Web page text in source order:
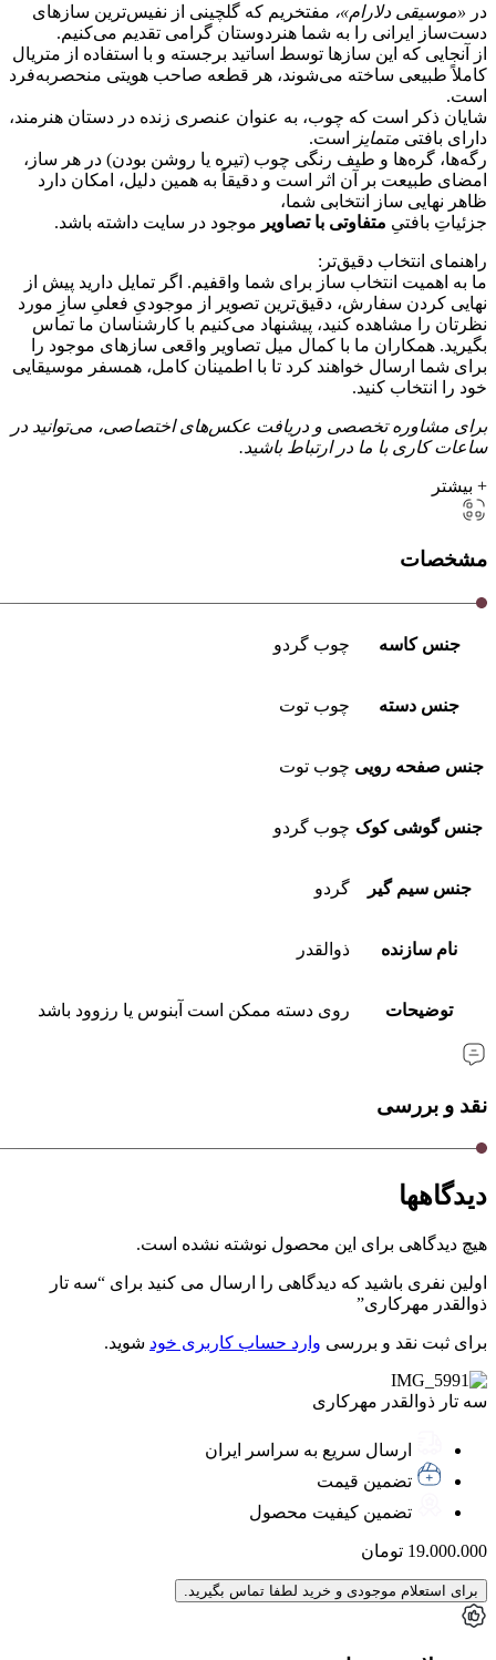
در «موسیقی دلارام»، مفتخریم که گلچینی از نفیس‌ترین سازهای
دست‌ساز ایرانی را به شما هنردوستان گرامی تقدیم می‌کنیم.
از آنجایی که این سازها توسط اساتید برجسته و با استفاده از متریال
کاملاً طبیعی ساخته می‌شوند، هر قطعه صاحب هویتی منحصر‌به‌فرد
است.
شایان ذکر است که چوب، به عنوان عنصری زنده در دستان هنرمند،
دارای بافتی متمایز
است.
رگه‌ها، گره‌ها و طیف رنگی چوب (تیره یا روشن بودن) در هر ساز،
امضای طبیعت بر آن اثر است و دقیقاً به همین دلیل، امکان دارد
ظاهر نهایی ساز انتخابی شما،
جزئیاتِ بافتیِ متفاوتی با تصاویر موجود در سایت داشته باشد.
راهنمای انتخاب دقیق‌تر:
ما به اهمیت انتخاب ساز برای شما واقفیم. اگر تمایل دارید پیش از
نهایی کردن سفارش، دقیق‌ترین تصویر از موجودیِ فعلیِ سازِ مورد
نظرتان را مشاهده کنید، پیشنهاد می‌کنیم با کارشناسان ما تماس
بگیرید. همکاران ما با کمال میل تصاویر واقعی سازهای موجود را
برای شما ارسال خواهند کرد تا با اطمینان کامل، همسفر موسیقایی
خود را انتخاب کنید.
برای مشاوره تخصصی و دریافت عکس‌های اختصاصی، می‌توانید در
ساعات کاری با ما در ارتباط باشید.
+ بیشتر
مشخصات
جنس کاسه چوب گردو
جنس دسته چوب توت
جنس صفحه رویی چوب توت
جنس گوشی کوک چوب گردو
جنس سیم گیر گردو
نام سازنده ذوالقدر
توضیحات روی دسته ممکن است آبنوس یا رزوود باشد
نقد و بررسی
دیدگاهها
هیچ دیدگاهی برای این محصول نوشته نشده است.
اولین نفری باشید که دیدگاهی را ارسال می کنید برای “سه تار
ذوالقدر مهرکاری”
برای ثبت نقد و بررسی وارد حساب کاربری خود شوید.
سه تار ذوالقدر مهرکاری
ارسال سریع به سراسر ایران
تضمین قیمت
تضمین کیفیت محصول
19.000.000 تومان
برای استعلام موجودی و خرید لطفا تماس بگیرید.